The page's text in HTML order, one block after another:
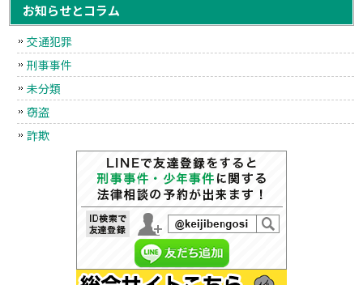
お知らせとコラム
交通犯罪
刑事事件
未分類
窃盗
詐欺